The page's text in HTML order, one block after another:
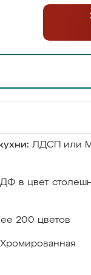
ЛДСП или
в цвет
200 цветов
Хромированная